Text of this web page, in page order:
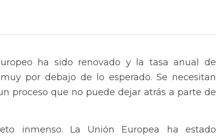
ha sido renovado y la tasa anual de
por debajo de lo esperado. Se necesitan
proceso que no puede dejar atrás a parte de
inmenso. La Unión Europea ha estado